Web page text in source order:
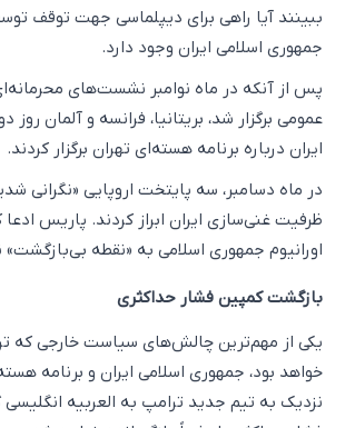
ببینند آیا راهی برای دیپلماسی جهت توقف
جمهوری اسلامی ایران وجود دارد.
پس از آنکه در ماه نوامبر نشست‌های
عمومی برگزار شد، بریتانیا، فرانسه و آلمان روز
ایران درباره برنامه هسته‌ای تهران برگزار کردند.
در ماه دسامبر، سه پایتخت اروپایی «نگرانی
ظرفیت غنی‌سازی ایران ابراز کردند. پاریس
اورانیوم جمهوری اسلامی به «نقطه
بازگشت کمپین فشار حداکثری
یکی از مهم‌ترین چالش‌های سیاست خارجی که
خواهد بود، جمهوری اسلامی ایران و برنامه
نزدیک به تیم جدید ترامپ به العربیه